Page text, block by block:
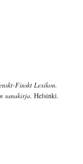
Finskt Lexikon.
sanakirja. Helsinki.